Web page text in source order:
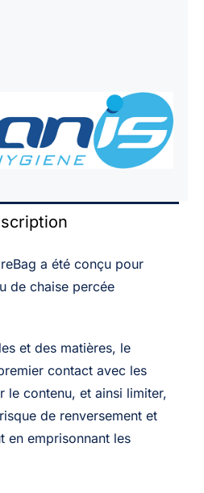
a été conçu pour
de chaise percée
et des matières, le
contact avec les
le contenu, et ainsi limiter,
de renversement et
en emprisonnant les